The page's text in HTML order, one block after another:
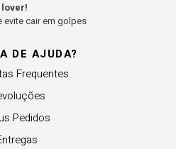
DE AJUDA?
Frequentes
Pedidos
evite cair em golpes